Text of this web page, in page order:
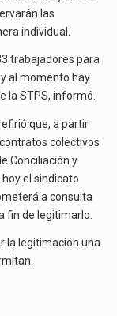
las
individual.
trabajadores para
al momento hay
la STPS, informó.
que, a partir
colectivos
Conciliación y
el sindicato
a consulta
fin de legitimarlo.
la legitimación una